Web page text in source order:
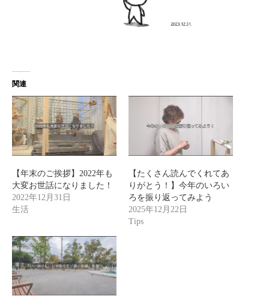
関連
【年末のご挨拶】2022年も
大変お世話になりました！
2022年12月31日
生活
【たくさん読んでくれてあ
りがとう！】今年のいろい
ろを振り返ってみよう
2025年12月22日
Tips